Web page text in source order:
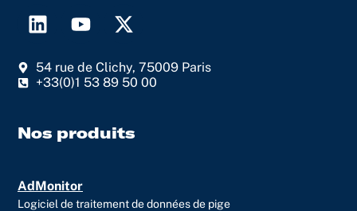
L
i
k
e
i
Y
o
t
u
e
X
-
w
i
t
54 rue de Clichy, 75009 Paris
+33(0)1 53 89 50 00
Nos produits
AdMonitor
Logiciel de traitement de données de pige